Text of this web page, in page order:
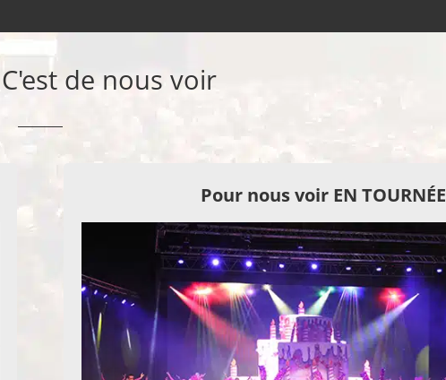
de nous voir
Pour nous voir EN TOURNÉE